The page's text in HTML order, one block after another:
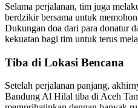
Selama perjalanan, tim juga
berdzikir bersama untuk
Dukungan doa dari para donatur
kekuatan bagi tim untuk terus
Tiba di Lokasi Bencana
Setelah perjalanan panjang,
Bandung Al Hilal tiba di Aceh